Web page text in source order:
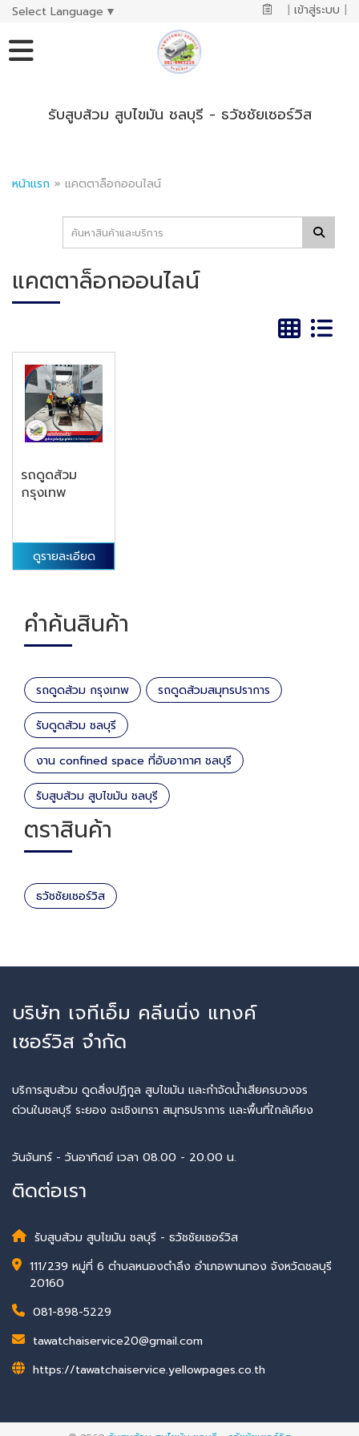
Select Language ▼ | เข้าสู่ระบบ |
รับสูบส้วม สูบไขมัน ชลบุรี - ธวัชชัยเซอร์วิส
หน้าแรก » แคตตาล็อกออนไลน์
แคตตาล็อกออนไลน์
รถดูดส้วม
กรุงเทพ
ดูรายละเอียด
คำค้นสินค้า
รถดูดส้วม กรุงเทพ รถดูดส้วมสมุทรปราการ
รับดูดส้วม ชลบุรี
งาน confined space ที่อับอากาศ ชลบุรี
รับสูบส้วม สูบไขมัน ชลบุรี
ตราสินค้า
ธวัชชัยเซอร์วิส
บริษัท เจทีเอ็ม คลีนนิ่ง แทงค์
เซอร์วิส จำกัด
บริการสูบส้วม ดูดสิ่งปฏิกูล สูบไขมัน และกำจัดน้ำเสียครบวงจร
ด่วนในชลบุรี ระยอง ฉะเชิงเทรา สมุทรปราการ และพื้นที่ใกล้เคียง
วันจันทร์ - วันอาทิตย์ เวลา 08.00 - 20.00 น.
ติดต่อเรา
รับสูบส้วม สูบไขมัน ชลบุรี - ธวัชชัยเซอร์วิส
111/239 หมู่ที่ 6 ตำบลหนองตำลึง อำเภอพานทอง จังหวัดชลบุรี
20160
081-898-5229
tawatchaiservice20@gmail.com
https://tawatchaiservice.yellowpages.co.th